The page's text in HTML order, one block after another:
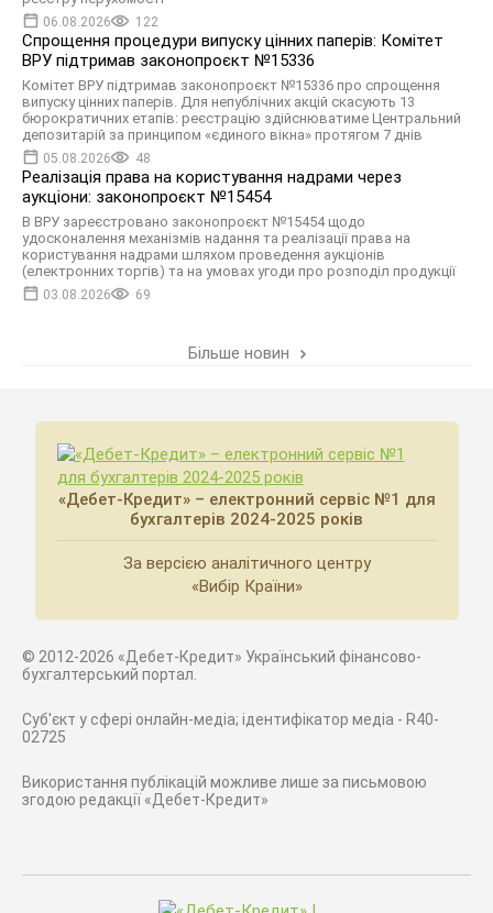
06.08.2026 122
Спрощення процедури випуску цінних паперів: Комітет
ВРУ підтримав законопроєкт №15336
Комітет ВРУ підтримав законопроєкт №15336 про спрощення
випуску цінних паперів. Для непублічних акцій скасують 13
бюрократичних етапів: реєстрацію здійснюватиме Центральний
депозитарій за принципом «єдиного вікна» протягом 7 днів
05.08.2026 48
Реалізація права на користування надрами через
аукціони: законопроєкт №15454
В ВРУ зареєстровано законопроєкт №15454 щодо
удосконалення механізмів надання та реалізації права на
користування надрами шляхом проведення аукціонів
(електронних торгів) та на умовах угоди про розподіл продукції
03.08.2026 69
Більше новин
«Дебет-Кредит» – електронний сервіс №1 для
бухгалтерів 2024-2025 років
За версією аналітичного центру
«Вибір Країни»
© 2012-2026 «Дебет-Кредит» Український фінансово-
бухгалтерський портал.
Суб'єкт у сфері онлайн-медіа; ідентифікатор медіа - R40-
02725
Використання публікацій можливе лише за письмовою
згодою редакції «Дебет-Кредит»